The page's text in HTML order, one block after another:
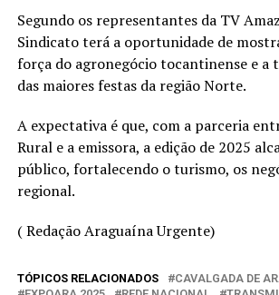
Segundo os representantes da TV
Sindicato terá a oportunidade de
força do agronegócio tocantinense e a
das maiores festas da região Norte.
A expectativa é que, com a parceria
Rural e a emissora, a edição de 2025
público, fortalecendo o turismo, os
regional.
( Redação Araguaína Urgente)
TÓPICOS RELACIONADOS
CAVALGADA DE